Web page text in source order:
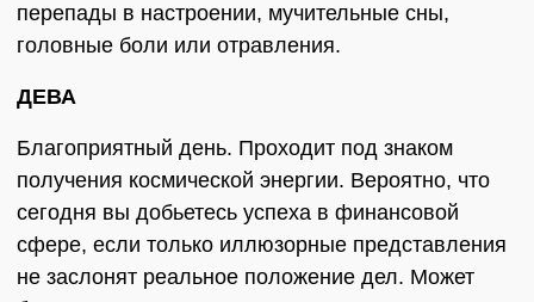
перепады в настроении, мучительные сны,
головные боли или отравления.
ДЕВА
Благоприятный день. Проходит под знаком
получения космической энергии. Вероятно, что
сегодня вы добьетесь успеха в финансовой
сфере, если только иллюзорные представления
не заслонят реальное положение дел. Может